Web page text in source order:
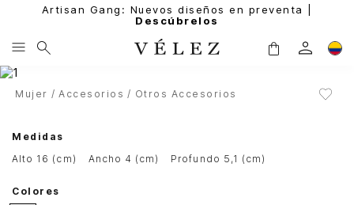
Artisan Gang: Nuevos diseños en preventa |
Descúbrelos
Mujer Accesorios Otros Accesorios
Medidas
alto 16 (cm)
ancho 4 (cm) profundo 5,1 (cm)
Colores